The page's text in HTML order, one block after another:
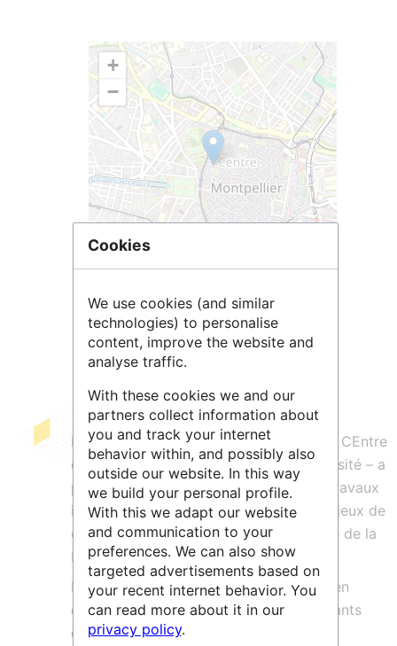
+
−
Programme phare de la FRB, le Cesab – CEntre
de Synthèse et d’Analyse sur la Biodiversité – a
pour objectif de mettre en œuvre des travaux
innovants de synthèse et d’analyse des jeux de
données déjà existants dans le domaine de la
biodiversité.
Le Cesab permet la collecte et la mise en
commun de jeux de données déjà existants
dans le domaine de la biodiversité et
Cookies
We use cookies (and similar
technologies) to personalise
content, improve the website and
analyse traffic.
With these cookies we and our
partners collect information about
you and track your internet
behavior within, and possibly also
outside our website. In this way
we build your personal profile.
With this we adapt our website
and communication to your
preferences. We can also show
targeted advertisements based on
your recent internet behavior. You
can read more about it in our
privacy policy.